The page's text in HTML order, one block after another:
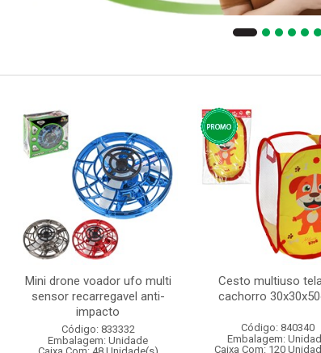
Mini drone voador ufo multi
sensor recarregavel anti-
impacto
Código: 833332
Embalagem: Unidade
Cesto multiuso
cachorro
Código: 840340
Embalagem:
Caixa Com: 120